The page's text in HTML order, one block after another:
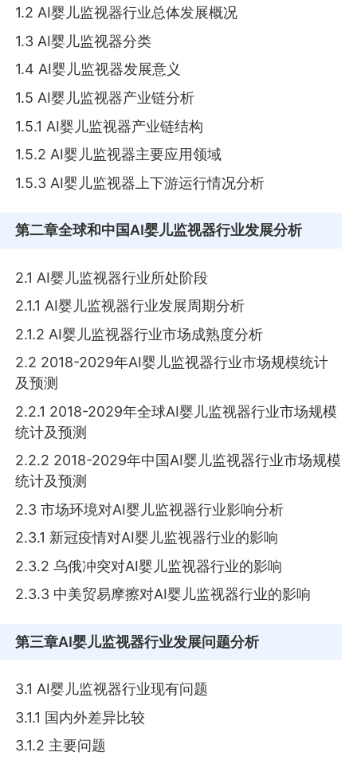
1.2 AI婴儿监视器行业总体发展概况
1.3 AI婴儿监视器分类
1.4 AI婴儿监视器发展意义
1.5 AI婴儿监视器产业链分析
1.5.1 AI婴儿监视器产业链结构
1.5.2 AI婴儿监视器主要应用领域
1.5.3 AI婴儿监视器上下游运行情况分析
第二章全球和中国AI婴儿监视器行业发展分析
2.1 AI婴儿监视器行业所处阶段
2.1.1 AI婴儿监视器行业发展周期分析
2.1.2 AI婴儿监视器行业市场成熟度分析
2.2 2018-2029年AI婴儿监视器行业市场规模统计
及预测
2.2.1 2018-2029年全球AI婴儿监视器行业市场规模
统计及预测
2.2.2 2018-2029年中国AI婴儿监视器行业市场规模
统计及预测
2.3 市场环境对AI婴儿监视器行业影响分析
2.3.1 新冠疫情对AI婴儿监视器行业的影响
2.3.2 乌俄冲突对AI婴儿监视器行业的影响
2.3.3 中美贸易摩擦对AI婴儿监视器行业的影响
第三章AI婴儿监视器行业发展问题分析
3.1 AI婴儿监视器行业现有问题
3.1.1 国内外差异比较
3.1.2 主要问题